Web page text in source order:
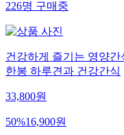
226명구매중
건강하게 즐기는 영양간
한봉 하루견과 건강간식
33,800원
50%16,900원